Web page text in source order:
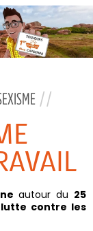
//
e autour du 25
contre les